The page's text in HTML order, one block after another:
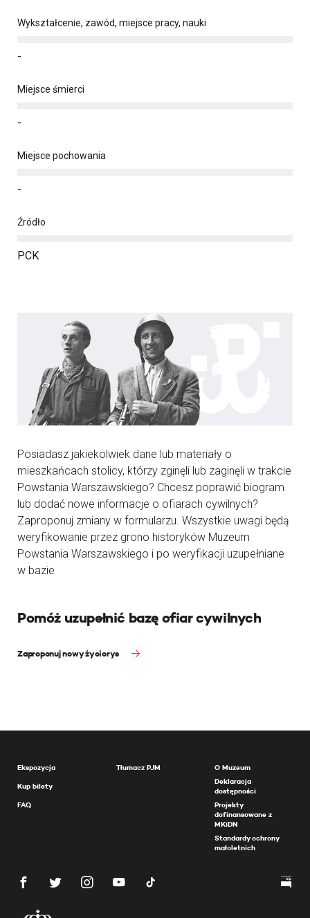
Wykształcenie, zawód, miejsce pracy, nauki
-
Miejsce śmierci
-
Miejsce pochowania
-
Źródło
PCK
Posiadasz jakiekolwiek dane lub materiały o
mieszkańcach stolicy, którzy zginęli lub zaginęli w trakcie
Powstania Warszawskiego? Chcesz poprawić biogram
lub dodać nowe informacje o ofiarach cywilnych?
Zaproponuj zmiany w formularzu. Wszystkie uwagi będą
weryfikowanie przez grono historyków Muzeum
Powstania Warszawskiego i po weryfikacji uzupełniane
w bazie
Pomóż uzupełnić bazę ofiar cywilnych
Zaproponuj nowy życiorys
Ekspozycja
Kup bilety
FAQ
Tłumacz PJM
O Muzeum
Deklaracja
dostępności
Projekty
dofinansowane z
MKiDN
Standardy ochrony
małoletnich